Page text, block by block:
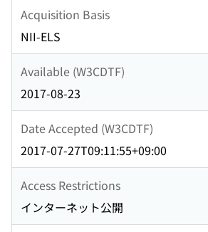
Acquisition Basis
NII-ELS
Available (W3CDTF)
2017-08-23
Date Accepted (W3CDTF)
2017-07-27T09:11:55+09:00
Access Restrictions
インターネット公開